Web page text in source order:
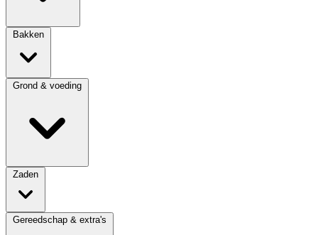
Bakken
Grond & voeding
Zaden
Gereedschap & extra's